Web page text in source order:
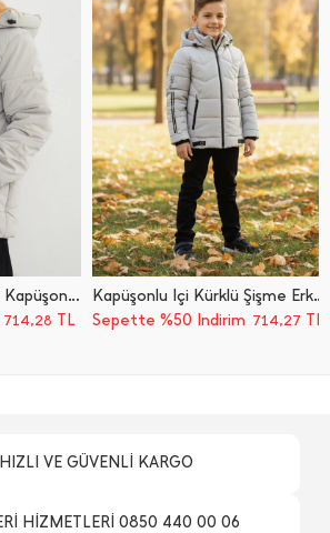
Kolu Baskılı Fermuarlı Kapüşonlu Erkek Çocuk Mont
714,28 TL
Kapüşonlu İ̇çi Kürklü Şişme Erkek Çocuk Mont
Sepette %50 İndirim 714,27 TL
HIZLI VE GÜVENLİ KARGO
HİZMETLERİ 0850 440 00 06